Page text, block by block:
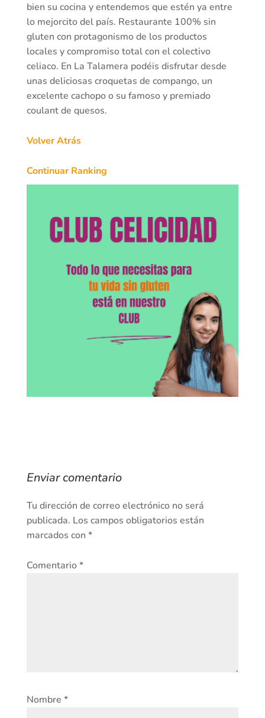
bien su cocina y entendemos que estén ya entre
lo mejorcito del país. Restaurante 100% sin
gluten con protagonismo de los productos
locales y compromiso total con el colectivo
celiaco. En La Talamera podéis disfrutar desde
unas deliciosas croquetas de compango, un
excelente cachopo o su famoso y premiado
coulant de quesos.
Volver Atrás
Continuar Ranking
Enviar comentario
Tu dirección de correo electrónico no será
publicada. Los campos obligatorios están
marcados con *
Comentario*
Nombre *